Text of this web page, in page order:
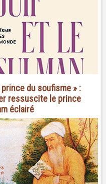
prince du soufisme » :
ressuscite le prince
éclairé